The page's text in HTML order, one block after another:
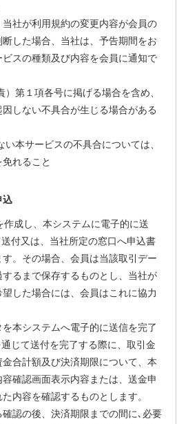
社が利用規約の変更内容が会員の
した場合、当社は、予告期間をお
スの種類及び内容を会員に通知で
）第１項各号に掲げる場合を含め、
しない不具合が生じる場合がある
い本サービスの不具合については、
れること
作成し、本システムに電子的に送
付又は、当社所定の窓口へ申込書
。その場合、会員は当該取引デー
るまで保存するものとし、当社が
した場合には、会員はこれに協力
本システムへ電子的に送信を完了
じて送付を完了する際に、取引金
合計額及び決済期限について、本
確認画面表示内容または、送金申
内容を確認するものとします。
認の後、決済期限までの間に､必要